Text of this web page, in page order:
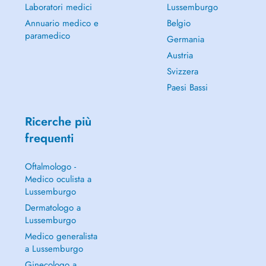
Laboratori medici
Annuario medico e
paramedico
Lussemburgo
Belgio
Germania
Austria
Svizzera
Paesi Bassi
Ricerche più
frequenti
Oftalmologo -
Medico oculista a
Lussemburgo
Dermatologo a
Lussemburgo
Medico generalista
a Lussemburgo